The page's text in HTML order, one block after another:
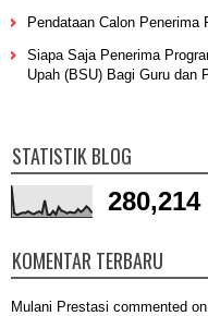
Pendataan Calon
Siapa Saja Penerima
Upah (BSU) Bagi Guru dan
STATISTIK BLOG
280,214
KOMENTAR TERBARU
Mulani Prestasi commented on